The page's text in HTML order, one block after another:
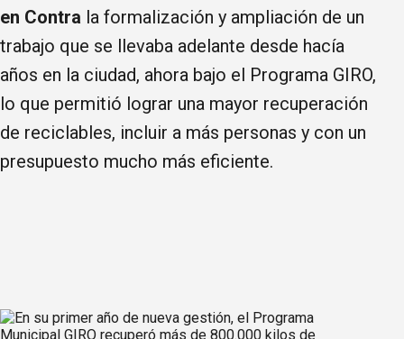
en Contra la formalización y ampliación de un
trabajo que se llevaba adelante desde hacía
años en la ciudad, ahora bajo el Programa GIRO,
lo que permitió lograr una mayor recuperación
de reciclables, incluir a más personas y con un
presupuesto mucho más eficiente.